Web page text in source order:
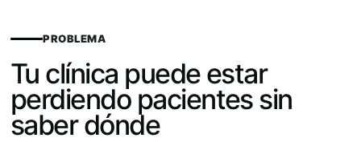
PROBLEMA
Tu clínica puede estar
perdiendo pacientes sin
saber dónde